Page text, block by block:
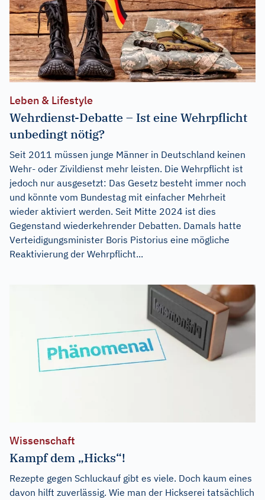
Leben & Lifestyle
Wehrdienst-Debatte – Ist eine Wehrpflicht
unbedingt nötig?
Seit 2011 müssen junge Männer in Deutschland keinen
Wehr- oder Zivildienst mehr leisten. Die Wehrpflicht ist
jedoch nur ausgesetzt: Das Gesetz besteht immer noch
und könnte vom Bundestag mit einfacher Mehrheit
wieder aktiviert werden. Seit Mitte 2024 ist dies
Gegenstand wiederkehrender Debatten. Damals hatte
Verteidigungsminister Boris Pistorius eine mögliche
Reaktivierung der Wehrpflicht...
Wissenschaft
Kampf dem „Hicks“!
Rezepte gegen Schluckauf gibt es viele. Doch kaum eines
davon hilft zuverlässig. Wie man der Hickserei tatsächlich